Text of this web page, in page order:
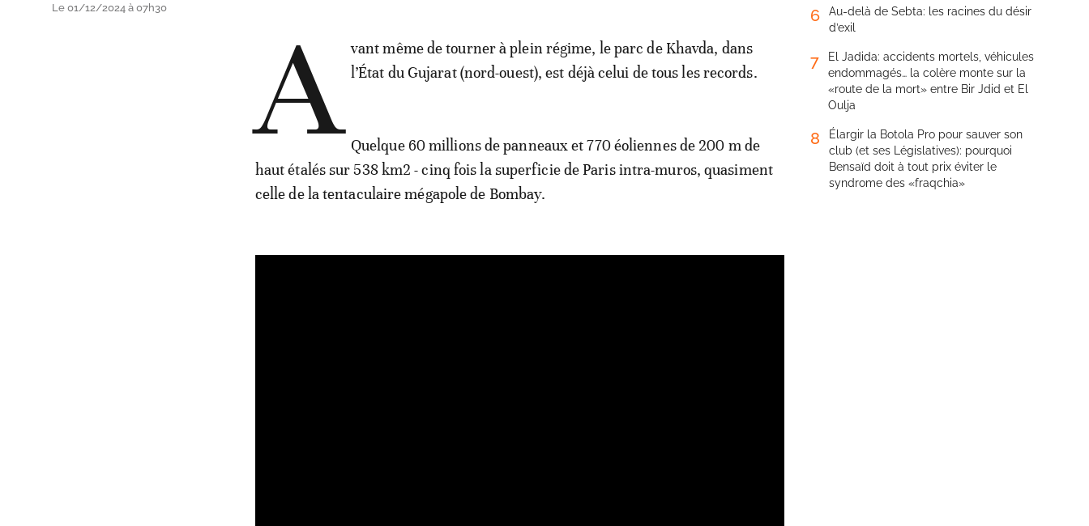
Le 01/12/2024 à 07h30 A vant même de tourner à plein régime, le parc de Khavda, dans
l’État du Gujarat (nord-ouest), est déjà celui de tous les records.
Quelque 60 millions de panneaux et 770 éoliennes de 200 m de
haut étalés sur 538 km2 - cinq fois la superficie de Paris intra-muros, quasiment
celle de la tentaculaire mégapole de Bombay.
6
Au-delà de Sebta: les racines du désir
d’exil
7
El Jadida: accidents mortels, véhicules
endommagés… la colère monte sur la
«route de la mort» entre Bir Jdid et El
Oulja
8
Élargir la Botola Pro pour sauver son
club (et ses Législatives): pourquoi
Bensaïd doit à tout prix éviter le
syndrome des «fraqchia»